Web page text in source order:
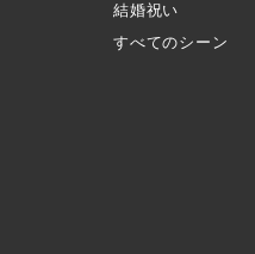
結婚祝い
すべてのシーン